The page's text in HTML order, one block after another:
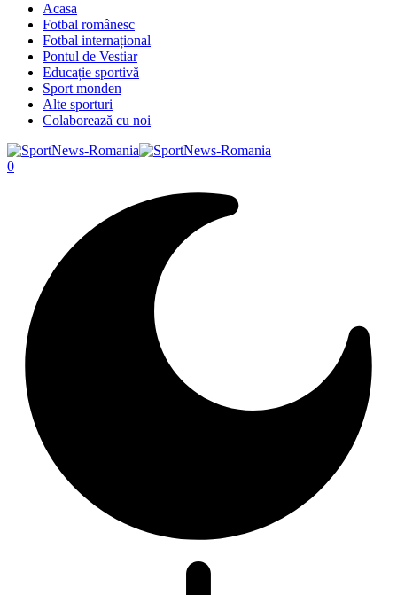
Acasa
Fotbal românesc
Fotbal internațional
Pontul de Vestiar
Educație sportivă
Sport monden
Alte sporturi
Colaborează cu noi
0